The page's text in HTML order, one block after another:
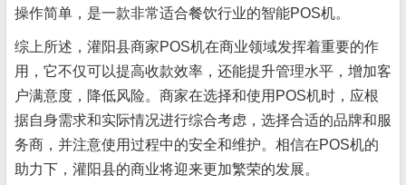
操作简单，是一款非常适合餐饮行业的智能POS机。
综上所述，灌阳县商家POS机在商业领域发挥着重要的作
用，它不仅可以提高收款效率，还能提升管理水平，增加客
户满意度，降低风险。商家在选择和使用POS机时，应根
据自身需求和实际情况进行综合考虑，选择合适的品牌和服
务商，并注意使用过程中的安全和维护。相信在POS机的
助力下，灌阳县的商业将迎来更加繁荣的发展。